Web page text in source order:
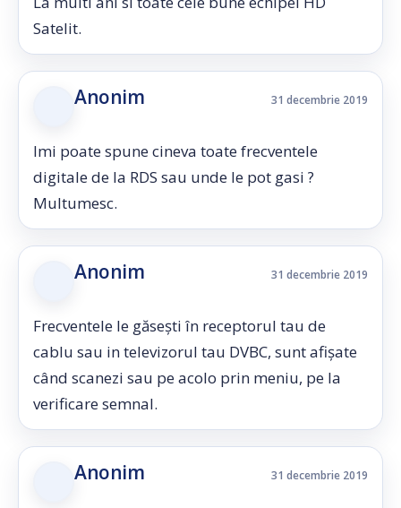
Satelit.
Anonim 31 decembrie 2019
Imi poate spune cineva toate frecventele
digitale de la RDS sau unde le pot gasi ?
Multumesc.
Anonim 31 decembrie 2019
Frecventele le găsești în receptorul tau de
cablu sau in televizorul tau DVBC, sunt afișate
când scanezi sau pe acolo prin meniu, pe la
verificare semnal.
Anonim 31 decembrie 2019